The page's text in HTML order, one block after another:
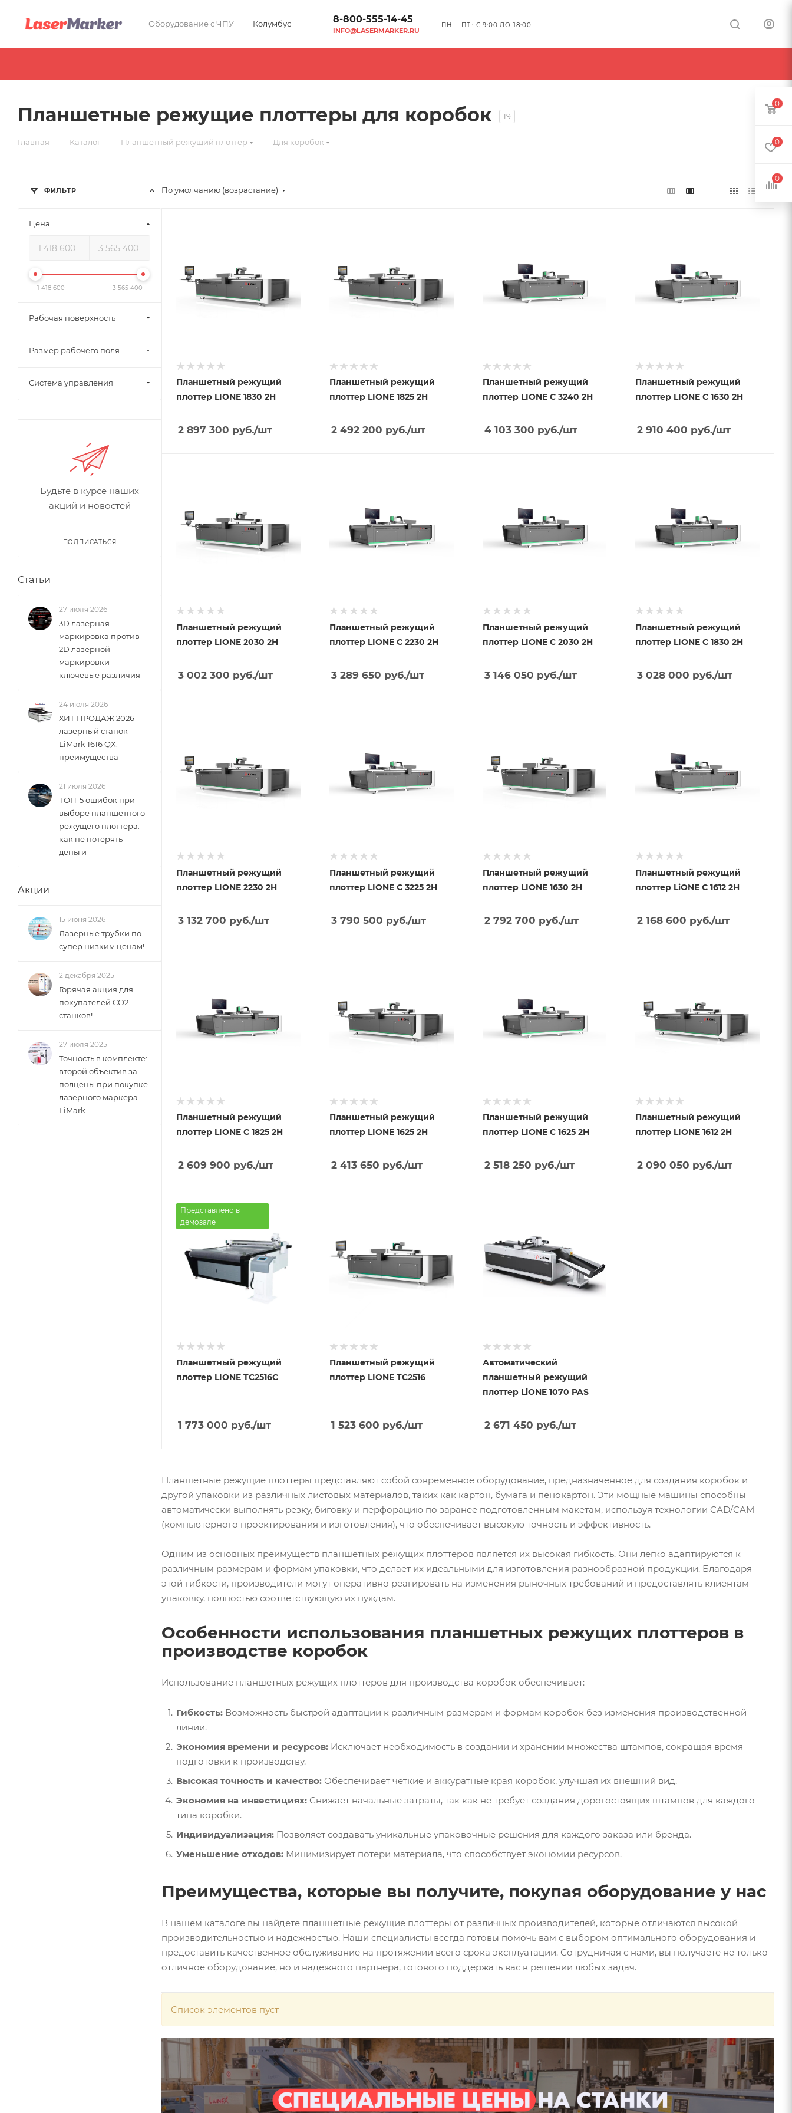
Оборудование с ЧПУ Колумбус 8-800-555-14-45
INFO@LASERMARKER.RU
ПН. – ПТ.: С 9:00 ДО 18:00
Планшетные режущие плоттеры для коробок 19
Главная — Каталог — Планшетный режущий плоттер — Для коробок
По умолчанию (возрастание)
Планшетный режущий
плоттер LIONE 1830 2H
2 897 300 руб./шт
Планшетный режущий
плоттер LIONE 1825 2H
2 492 200 руб./шт
Планшетный режущий
плоттер LIONE С 3240 2Н
4 103 300 руб./шт
Планшетный режущий
плоттер LIONE С 1630 2H
2 910 400 руб./шт
Планшетный режущий
плоттер LIONE 2030 2H
3 002 300 руб./шт
Планшетный режущий
плоттер LIONE С 2230 2H
3 289 650 руб./шт
Планшетный режущий
плоттер LIONE С 2030 2H
3 146 050 руб./шт
Планшетный режущий
плоттер LIONE С 1830 2H
3 028 000 руб./шт
Планшетный режущий
плоттер LIONE 2230 2H
3 132 700 руб./шт
Планшетный режущий
плоттер LIONE С 3225 2H
3 790 500 руб./шт
Планшетный режущий
плоттер LIONE 1630 2H
2 792 700 руб./шт
Планшетный режущий
плоттер LiONE C 1612 2H
2 168 600 руб./шт
Планшетный режущий
плоттер LIONE С 1825 2H
2 609 900 руб./шт
Планшетный режущий
плоттер LIONE 1625 2H
2 413 650 руб./шт
Планшетный режущий
плоттер LIONE C 1625 2H
2 518 250 руб./шт
Планшетный режущий
плоттер LIONE 1612 2H
2 090 050 руб./шт
Представлено в
демозале
Планшетный режущий
плоттер LIONE TC2516C
1 773 000 руб./шт
Планшетный режущий
плоттер LIONE TC2516
1 523 600 руб./шт
Автоматический
планшетный режущий
плоттер LiONE 1070 PAS
2 671 450 руб./шт
Планшетные режущие плоттеры представляют собой современное оборудование, предназначенное для создания коробок и
другой упаковки из различных листовых материалов, таких как картон, бумага и пенокартон. Эти мощные машины способны
автоматически выполнять резку, биговку и перфорацию по заранее подготовленным макетам, используя технологии CAD/CAM
(компьютерного проектирования и изготовления), что обеспечивает высокую точность и эффективность.
Одним из основных преимуществ планшетных режущих плоттеров является их высокая гибкость. Они легко адаптируются к
различным размерам и формам упаковки, что делает их идеальными для изготовления разнообразной продукции. Благодаря
этой гибкости, производители могут оперативно реагировать на изменения рыночных требований и предоставлять клиентам
упаковку, полностью соответствующую их нуждам.
Особенности использования планшетных режущих плоттеров в
производстве коробок
Использование планшетных режущих плоттеров для производства коробок обеспечивает:
Гибкость: Возможность быстрой адаптации к различным размерам и формам коробок без изменения производственной
линии.
Экономия времени и ресурсов: Исключает необходимость в создании и хранении множества штампов, сокращая время
подготовки к производству.
Высокая точность и качество: Обеспечивает четкие и аккуратные края коробок, улучшая их внешний вид.
Экономия на инвестициях: Снижает начальные затраты, так как не требует создания дорогостоящих штампов для каждого
типа коробки.
Индивидуализация: Позволяет создавать уникальные упаковочные решения для каждого заказа или бренда.
Уменьшение отходов: Минимизирует потери материала, что способствует экономии ресурсов.
Преимущества, которые вы получите, покупая оборудование у нас
В нашем каталоге вы найдете планшетные режущие плоттеры от различных производителей, которые отличаются высокой
производительностью и надежностью. Наши специалисты всегда готовы помочь вам с выбором оптимального оборудования и
предоставить качественное обслуживание на протяжении всего срока эксплуатации. Сотрудничая с нами, вы получаете не только
отличное оборудование, но и надежного партнера, готового поддержать вас в решении любых задач.
Список элементов пуст
ФИЛЬТР
Цена
1 418 600 3 565 400
Рабочая поверхность
Размер рабочего поля
Система управления
Будьте в курсе наших
акций и новостей
ПОДПИСАТЬСЯ
Статьи
27 июля 2026
3D лазерная
маркировка против
2D лазерной
маркировки
ключевые различия
24 июля 2026
ХИТ ПРОДАЖ 2026 -
лазерный станок
LiMark 1616 QX:
преимущества
21 июля 2026
ТОП-5 ошибок при
выборе планшетного
режущего плоттера:
как не потерять
деньги
Акции
15 июня 2026
Лазерные трубки по
супер низким ценам!
2 декабря 2025
Горячая акция для
покупателей CO2-
станков!
27 июля 2025
Точность в комплекте:
второй объектив за
полцены при покупке
лазерного маркера
LiMark
0
0
0